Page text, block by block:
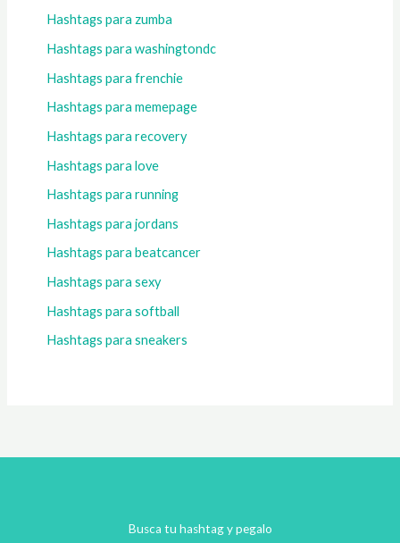
Hashtags para zumba
Hashtags para washingtondc
Hashtags para frenchie
Hashtags para memepage
Hashtags para recovery
Hashtags para love
Hashtags para running
Hashtags para jordans
Hashtags para beatcancer
Hashtags para sexy
Hashtags para softball
Hashtags para sneakers
Busca tu hashtag y pegalo